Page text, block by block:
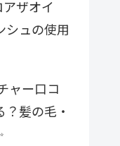
アザオイ
シュの使用
ャー口コ
髪の毛・